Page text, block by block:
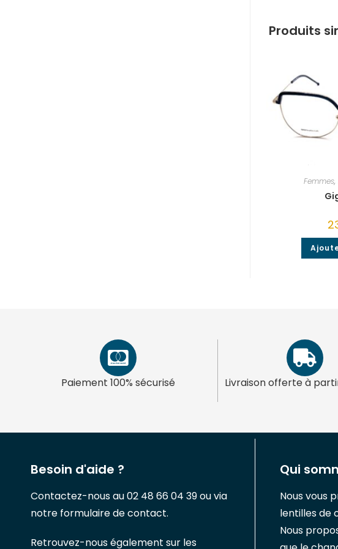
Produits
Femmes,
Paiement 100% sécurisé Livraison offerte à
Besoin d'aide ?
Contactez-nous au 02 48 66 04 39 ou via
notre formulaire de contact.
Retrouvez-nous également sur les
Qui
Nous vous
lentilles de
Nous